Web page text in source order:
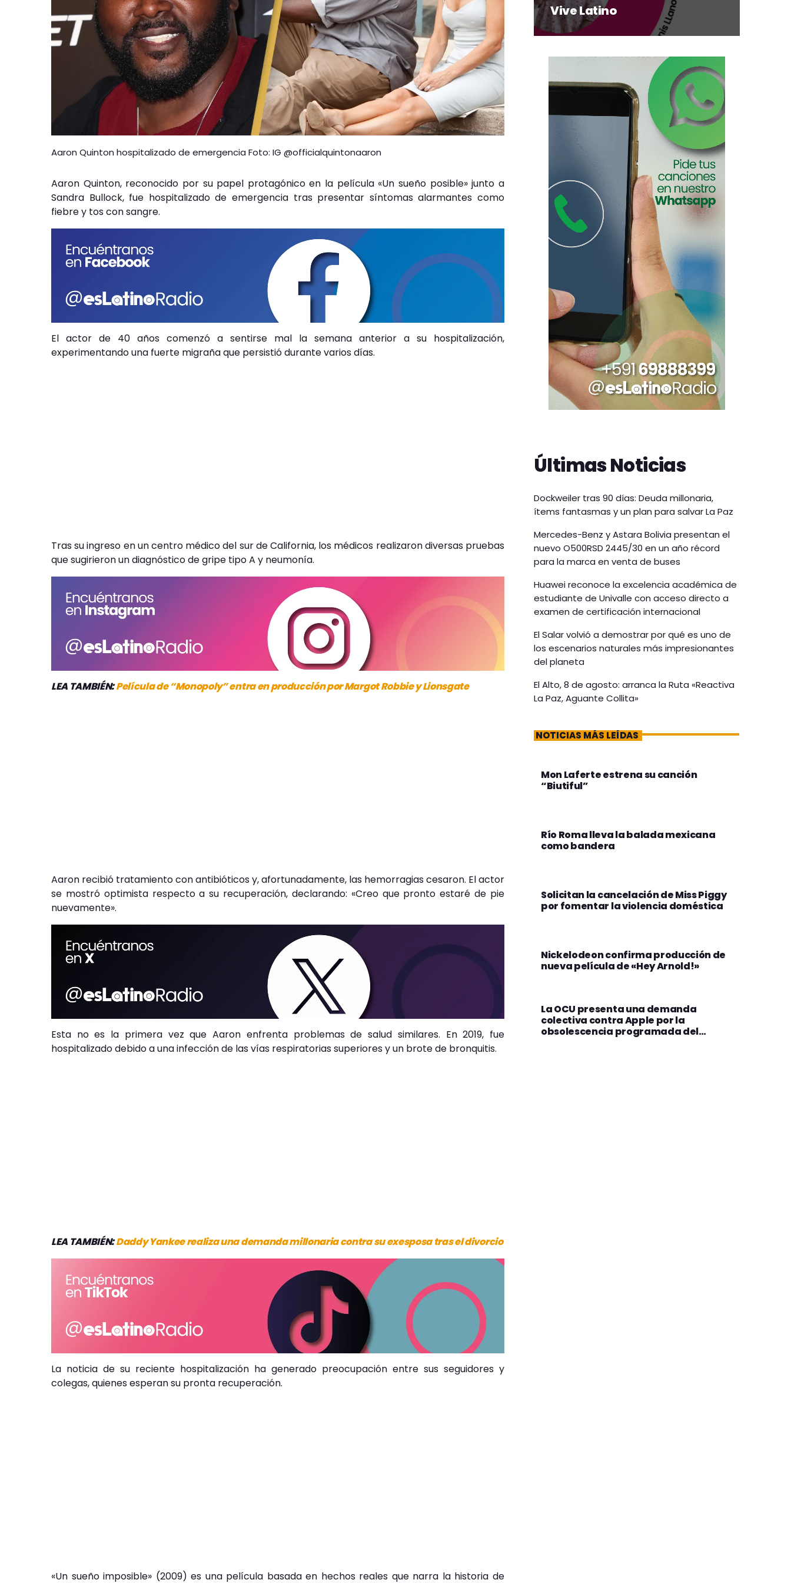
Aaron Quinton hospitalizado de emergencia Foto: IG @officialquintonaaron
Aaron Quinton, reconocido por su papel protagónico en la película «Un sueño posible» junto a
Sandra Bullock, fue hospitalizado de emergencia tras presentar síntomas alarmantes como
fiebre y tos con sangre.
El actor de 40 años comenzó a sentirse mal la semana anterior a su hospitalización,
experimentando una fuerte migraña que persistió durante varios días.
Tras su ingreso en un centro médico del sur de California, los médicos realizaron diversas pruebas
que sugirieron un diagnóstico de gripe tipo A y neumonía.
LEA TAMBIÉN:Película de “Monopoly” entra en producción por Margot Robbie y Lionsgate
Aaron recibió tratamiento con antibióticos y, afortunadamente, las hemorragias cesaron. El actor
se mostró optimista respecto a su recuperación, declarando: «Creo que pronto estaré de pie
nuevamente».
Esta no es la primera vez que Aaron enfrenta problemas de salud similares. En 2019, fue
hospitalizado debido a una infección de las vías respiratorias superiores y un brote de bronquitis.
LEA TAMBIÉN:Daddy Yankee realiza una demanda millonaria contra su exesposa tras el divorcio
La noticia de su reciente hospitalización ha generado preocupación entre sus seguidores y
colegas, quienes esperan su pronta recuperación.
«Un sueño imposible» (2009) es una película basada en hechos reales que narra la historia de
Vive Latino
Últimas Noticias
Dockweiler tras 90 días: Deuda millonaria,
ítems fantasmas y un plan para salvar La Paz
Mercedes-Benz y Astara Bolivia presentan el
nuevo O500RSD 2445/30 en un año récord
para la marca en venta de buses
Huawei reconoce la excelencia académica de
estudiante de Univalle con acceso directo a
examen de certificación internacional
El Salar volvió a demostrar por qué es uno de
los escenarios naturales más impresionantes
del planeta
El Alto, 8 de agosto: arranca la Ruta «Reactiva
La Paz, Aguante Collita»
NOTICIAS MÁS LEÍDAS
Mon Laferte estrena su canción
“Biutiful”
Río Roma lleva la balada mexicana
como bandera
Solicitan la cancelación de Miss Piggy
por fomentar la violencia doméstica
Nickelodeon confirma producción de
nueva película de «Hey Arnold!»
La OCU presenta una demanda
colectiva contra Apple por la
obsolescencia programada del